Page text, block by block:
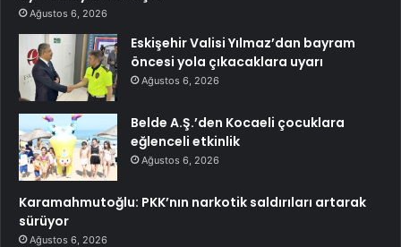
Ağustos 6, 2026
Eskişehir Valisi Yılmaz’dan bayram
öncesi yola çıkacaklara uyarı
Ağustos 6, 2026
Belde A.Ş.’den Kocaeli çocuklara
eğlenceli etkinlik
Ağustos 6, 2026
Karamahmutoğlu: PKK’nın narkotik saldırıları artarak
sürüyor
Ağustos 6, 2026